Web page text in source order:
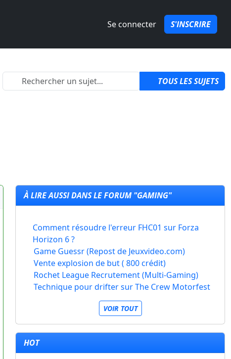
Se connecter S'INSCRIRE
2 TOUS LES SUJETS
À LIRE AUSSI DANS LE FORUM "GAMING"
Comment résoudre l'erreur FHC01 sur Forza
Horizon 6 ?
Game Guessr (Repost de Jeuxvideo.com)
Vente explosion de but ( 800 crédit)
Rochet League Recrutement (Multi-Gaming)
Technique pour drifter sur The Crew Motorfest
VOIR TOUT
HOT